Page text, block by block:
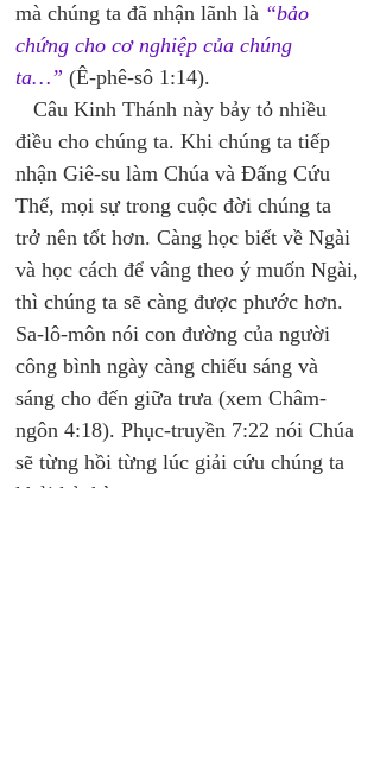
mà chúng ta đã nhận lãnh là “bảo
chứng cho cơ nghiệp của chúng
ta…” (Ê-phê-sô 1:14).
Câu Kinh Thánh này bảy tỏ nhiều
điều cho chúng ta. Khi chúng ta tiếp
nhận Giê-su làm Chúa và Đấng Cứu
Thế, mọi sự trong cuộc đời chúng ta
trở nên tốt hơn. Càng học biết về Ngài
và học cách để vâng theo ý muốn Ngài,
thì chúng ta sẽ càng được phước hơn.
Sa-lô-môn nói con đường của người
công bình ngày càng chiếu sáng và
sáng cho đến giữa trưa (xem Châm-
ngôn 4:18). Phục-truyền 7:22 nói Chúa
sẽ từng hồi từng lúc giải cứu chúng ta
khỏi kẻ thù.